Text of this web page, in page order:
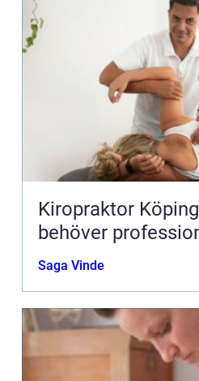
Kiropraktor
behöver
Saga Vinde